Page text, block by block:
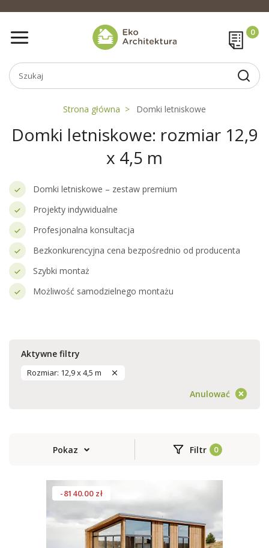
Strona główna Domki letniskowe
Domki letniskowe: rozmiar 12,9
x 4,5 m
Domki letniskowe – zestaw premium
Projekty indywidualne
Profesjonalna konsultacja
Bezkonkurencyjna cena bezpośrednio od producenta
Szybki montaż
Możliwość samodzielnego montażu
Aktywne filtry
Rozmiar: 12,9 x 4,5 m
Anulować
Pokaz Filtr
-8140.00 zł